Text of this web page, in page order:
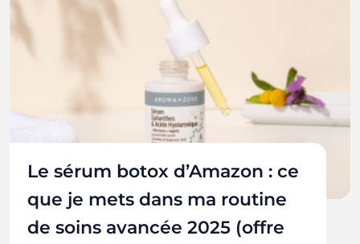
Le sérum botox d’Amazon : ce
que je mets dans ma routine
de soins avancée 2025 (offre